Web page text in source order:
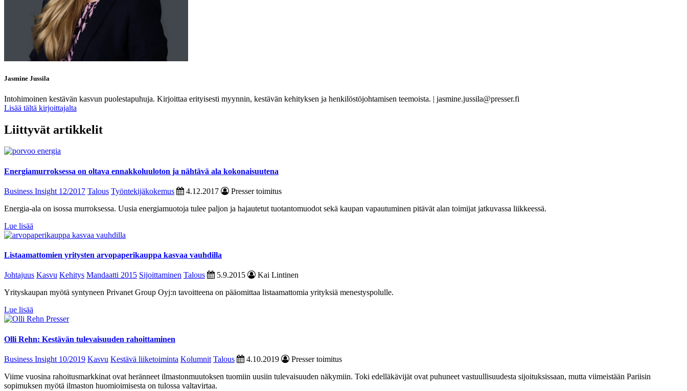
Jasmine Jussila
Intohimoinen kestävän kasvun puolestapuhuja. Kirjoittaa erityisesti myynnin, kestävän kehityksen ja henkilöstöjohtamisen teemoista. | jasmine.jussila@presser.fi
Lisää tältä kirjoittajalta
Liittyvät artikkelit
Energiamurroksessa on oltava ennakkoluuloton ja nähtävä ala kokonaisuutena
Business Insight 12/2017 Talous Työntekijäkokemus 4.12.2017
Presser toimitus
Energia-ala on isossa murroksessa. Uusia energiamuotoja tulee paljon ja hajautetut tuotantomuodot sekä kaupan vapautuminen pitävät alan toimijat jatkuvassa liikkeessä.
Lue lisää
Listaamattomien yritysten arvopaperikauppa kasvaa vauhdilla
Johtajuus Kasvu Kehitys Mandaatti 2015 Sijoittaminen Talous 5.9.2015
Kai Lintinen
Yrityskaupan myötä syntyneen Privanet Group Oyj:n tavoitteena on pääomittaa listaamattomia yrityksiä menestyspolulle.
Lue lisää
Olli Rehn: Kestävän tulevaisuuden rahoittaminen
Business Insight 10/2019 Kasvu Kestävä liiketoiminta Kolumnit Talous 4.10.2019
Presser toimitus
Viime vuosina rahoitusmarkkinat ovat heränneet ilmastonmuutoksen tuomiin uusiin tulevaisuuden näkymiin. Toki edelläkävijät ovat puhuneet vastuullisuudesta sijoituksissaan, mutta viimeistään Pariisin
sopimuksen myötä ilmaston huomioimisesta on tulossa valtavirtaa.